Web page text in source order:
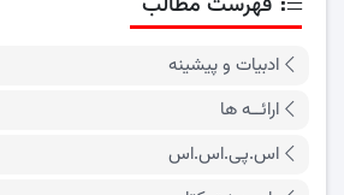
ادبیات و پیشینه
ارائــه ها
اس.پی.اس.اس